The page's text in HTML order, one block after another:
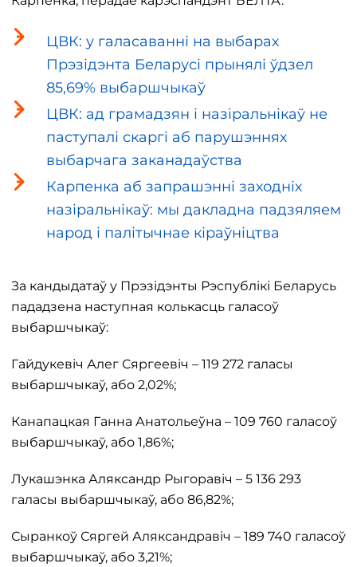
ЦВК: у галасаванні на выбарах
Прэзідэнта Беларусі прынялі ўдзел
85,69% выбаршчыкаў
ЦВК: ад грамадзян і назіральнікаў не
паступалі скаргі аб парушэннях
выбарчага заканадаўства
Карпенка аб запрашэнні заходніх
назіральнікаў: мы дакладна падзяляем
народ і палітычнае кіраўніцтва
За кандыдатаў у Прэзідэнты Рэспублікі Беларусь
пададзена наступная колькасць галасоў
выбаршчыкаў:
Гайдукевіч Алег Сяргеевіч – 119 272 галасы
выбаршчыкаў, або 2,02%;
Канапацкая Ганна Анатольеўна – 109 760 галасоў
выбаршчыкаў, або 1,86%;
Лукашэнка Аляксандр Рыгоравіч – 5 136 293
галасы выбаршчыкаў, або 86,82%;
Сыранкоў Сяргей Аляксандравіч – 189 740 галасоў
выбаршчыкаў, або 3,21%;